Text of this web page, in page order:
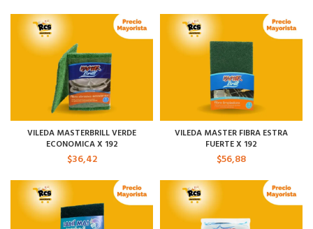
VILEDA MASTERBRILL VERDE
ECONOMICA X 192
$36,42
VILEDA MASTER FIBRA ESTRA
FUERTE X 192
$56,88